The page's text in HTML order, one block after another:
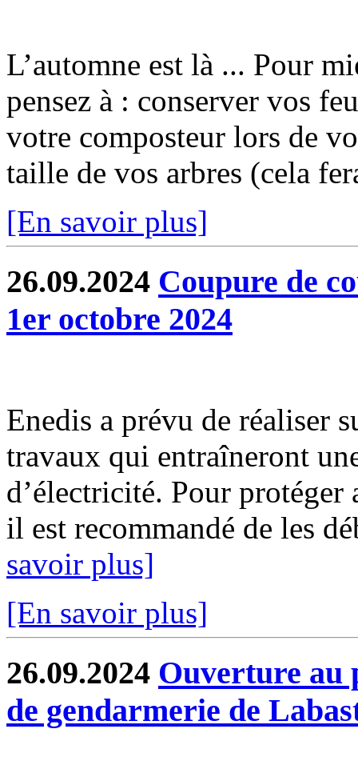
L’automne est là ... Pour
pensez à : conserver vos
votre composteur lors de
taille de vos arbres (cela
[En savoir plus]
26.09.2024 Coupure de
1er octobre 2024
Enedis a prévu de réaliser
travaux qui entraîneront
d’électricité. Pour protéger
il est recommandé de les
savoir plus]
[En savoir plus]
26.09.2024 Ouverture au
de gendarmerie de